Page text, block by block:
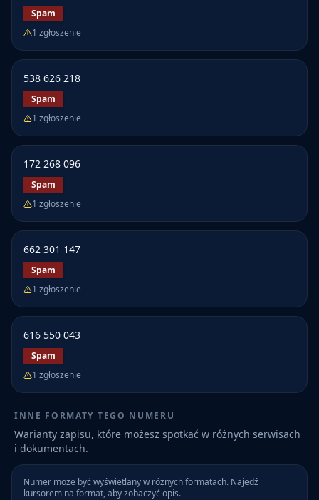
Spam
1 zgłoszenie
538 626 218
Spam
1 zgłoszenie
172 268 096
Spam
1 zgłoszenie
662 301 147
Spam
1 zgłoszenie
616 550 043
Spam
1 zgłoszenie
INNE FORMATY TEGO NUMERU
Warianty zapisu, które możesz spotkać w różnych serwisach
i dokumentach.
Numer może być wyświetlany w różnych formatach. Najedź
kursorem na format, aby zobaczyć opis.